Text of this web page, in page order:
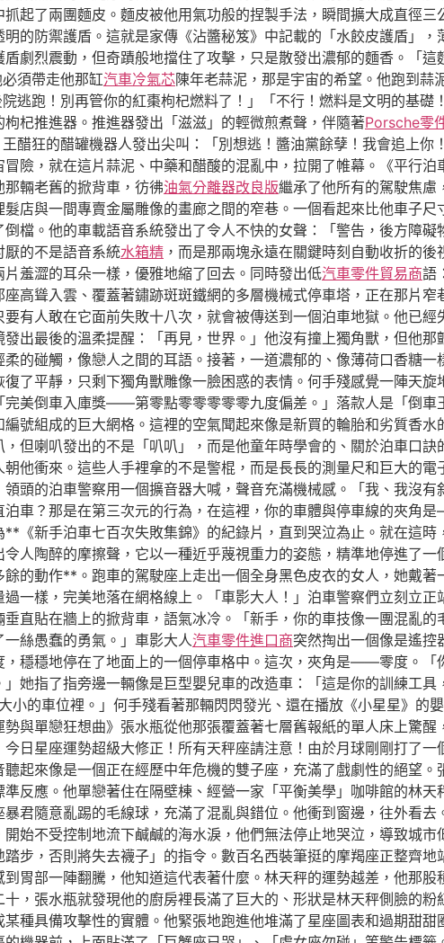
起了兩團麵皮。麵皮被他用氣功般的捏製手法，瞬間擴大成直徑三
明的防禦護盾。這就是家傳《沾醬秘笈》中記載的「水餃皮護盾」
劇烈震動，但奇蹟般地擋住了攻擊，只是散發出濃郁的麵香。「這
須帶走他那缸汽車冷氣芯陳年老蒜泥，那是宇宙的希望。他跑到蒜
逃跑！別再管你的紅棗枸杞燃料了！」「不行！燃料是文明的基礎
杞推進器。推進器發出「滋滋」的輕微煎煮聲，伴隨著Porsche零
醋狂的醋罐機器人發出尖叫：「別想逃！醬油黨餘孽！我會追上你
險，就在這片蒜泥、中藥和醋酸的混亂中，拉開了帷幕。《平行
輛老舊的掀背車，彷彿油氣分離器改良版繼承了他所有的駕駛焦慮
店與一間專賣金屬雕像的畫廊之間的窄巷。一個看起來比他車子尺
檔。他的車載語音系統發出了令人不快的女聲：「警告，後方障礙
厭的不是語音系統水箱精 ，而是那兩塊永遠在關鍵時刻自動收折的
羞澀的耳朵一樣，優雅地縮了回去。同時發出低汽車零件貿易商語
高聳入雲、覆蓋著鏽跡斑斑鐵網的多層機械式停車塔，正在那片窄
有人敢在它面前失敗十八次，就會被傳送到一個泊車地獄。他已經
出最後的溫柔提醒：「再見，世界。」他沒有撞上獨角獸，但他那
的碰觸，像戀人之間的耳語。接著，一道濃郁的、像薄荷口香糖
了平靜，只剩下獨角獸雕像一臉困惑的表情。何手殘感覺一陣天
美倒車入庫獎——第零點零零零零零九度偏差。」落款人是「倒車
號組成的巨大網格。這裡的空氣聞起來像是新買的輪胎和劣質香
但喇叭發出的不是「叭叭」，而是他童年時學會的、關於泊車口訣
他衝來。這些人手裡拿的不是警棍，而是長長的測量尺和巨大的
頭的泊車警察用一個擴音器大喊，聲音充滿機械感。「我、我沒
車？那是在第三次元的行為，在這裡，你的車體與停車線的夾角
《新手泊車七百次失敗集錦》的紀錄片，直到哭泣為止。就在這時
人陶醉的摩擦聲，它以一種近乎蔑視重力的姿態，精準地停進了
的動作**。跑車的駕駛座上走出一個全身黑色皮衣的女人，她戴著
一樣，完美地落在網格線上。「車影大人！」泊車警察們立刻立正
直貼在牆上的掀背車，語氣冰冷。「新手，你的車技像一團混亂的
絲愚蠢的勇氣。」車影大人汽車零件進口商突然掏出一個像是遙控
穩穩地停在了地面上的一個停車格中。這次，夾角是——零度。「
她指了指旁邊一輛像是巨型嬰兒車的改造車：「這是你的訓練工
小的車位裡。」何手殘看著那輛閃閃發光、還在播放《小星星》的
與單戀狂想曲》張水瓶從他那張覆蓋著七層舊報紙的單人床上驚醒
日星座運勢超級大修正！所有天秤座請注意！由於月球剛剛打了一
起來像是一個正在經歷中年危機的雙子座，充滿了戲劇性的絕望。
反應。他單戀著住在隔壁棟、經營一家「平衡美學」咖啡館的林
君隨意亂踢的毛線球，充滿了混亂與錯位。他衝到窗邊，往外看去
始不受控制地流下鹹鹹的海水淚，他們無法停止地哭泣，導致城市
步，否則將失去襪子」的指令。數百名西裝筆挺的摩羯座正整齊
胃部一陣翻騰，他知道這代表著什麼。林天秤的運勢越差，他那
，張水瓶就發現他的廚房裡長滿了巨大的、形狀是林天秤側臉的粉
種具備攻擊性的實體。他緊張地跑進他堆滿了星座圖表和過期甜